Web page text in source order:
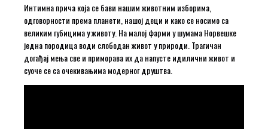
Интимна прича која се бави нашим животним изборима,
одговорности према планети, нашој деци и како се носимо са
великим губицима у животу. На малој фарми у шумама Норвешке
једна породица води слободан живот у природи. Трагичан
догађај мења све и приморава их да напусте идилични живот и
суоче се са очекивањима модерног друштва.